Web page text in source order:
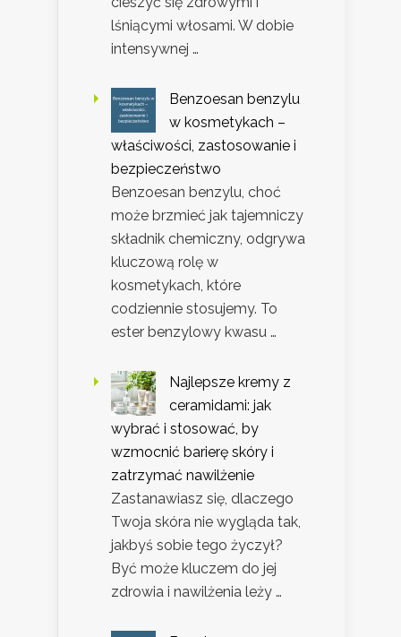
lśniącymi włosami. W dobie
intensywnej …
Benzoesan benzylu
w kosmetykach –
właściwości, zastosowanie i
bezpieczeństwo
Benzoesan benzylu, choć
może brzmieć jak tajemniczy
składnik chemiczny, odgrywa
kluczową rolę w
kosmetykach, które
codziennie stosujemy. To
ester benzylowy kwasu …
Najlepsze kremy z
ceramidami: jak
wybrać i stosować, by
wzmocnić barierę skóry i
zatrzymać nawilżenie
Zastanawiasz się, dlaczego
Twoja skóra nie wygląda tak,
jakbyś sobie tego życzył?
Być może kluczem do jej
zdrowia i nawilżenia leży …